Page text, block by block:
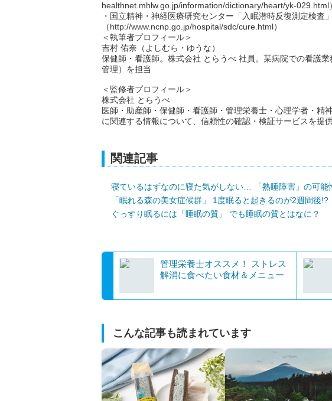
healthnet.mhlw.go.jp/information/dictionary/heart/yk-029.html）
・国立精神・神経医療研究センター「入眠潜時反復測定検査」
（http://www.ncnp.go.jp/hospital/sdc/cure.html）
＜執筆者プロフィール＞
吉村 佑奈（よしむら・ゆうな）
保健師・看護師。株式会社 とらうべ 社員。某病院での看護
管理）を担当
＜監修者プロフィール＞
株式会社 とらうべ
医師・助産師・保健師・看護師・管理栄養士・心理学者・精
に関連する情報について、信頼性の確認・検証サービスを提
関連記事
寝ているはずなのに寝た気がしない… 「熟睡障害」の可能
「眠れる森の美女症候群」 1度眠ると起きるのが2週間後!?
ぐっすり眠るには「睡眠の質」 でも睡眠の質とはなに？
管理栄養士オススメ！ ストレス
解消に食べたい食材＆メニュー
こんな記事も読まれています